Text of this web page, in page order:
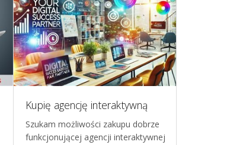
Kupię agencję interaktywną
Szukam możliwości zakupu dobrze
funkcjonującej agencji interaktywnej